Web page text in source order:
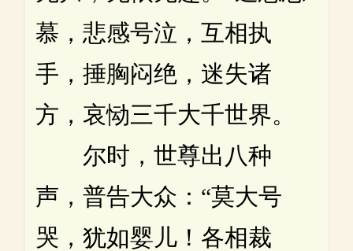
慕，悲感号泣，互相执
手，捶胸闷绝，迷失诸
方，哀恸三千大千世界。
尔时，世尊出八种
声，普告大众：“莫大号
哭，犹如婴儿！各相裁